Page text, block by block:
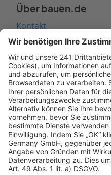
Über bauen.de
Kontakt
Seitenaufbau
Barrierefreiheit
Cookie Einstellungen
Rechtliches
AGB-Übersicht
Datenschutz
Impressum